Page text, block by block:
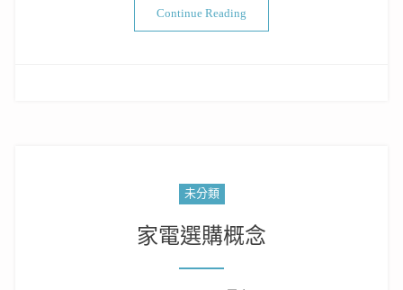
Continue Reading
未分類
家電選購概念